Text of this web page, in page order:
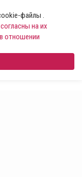
файлы .
согласны на их
отношении